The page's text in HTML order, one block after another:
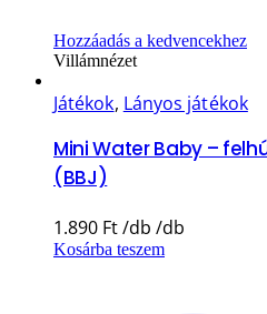
Hozzáadás a kedvencekhez
Villámnézet
Játékok, Lányos játékok
Mini Water Baby –
(BBJ)
1.890 Ft
Kosárba teszem